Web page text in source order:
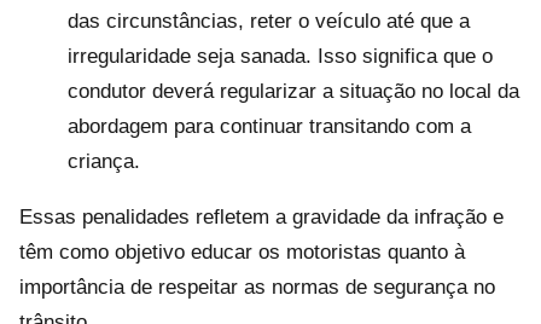
das circunstâncias, reter o veículo até que a
irregularidade seja sanada. Isso significa que o
condutor deverá regularizar a situação no local da
abordagem para continuar transitando com a
criança.
Essas penalidades refletem a gravidade da infração e
têm como objetivo educar os motoristas quanto à
importância de respeitar as normas de segurança no